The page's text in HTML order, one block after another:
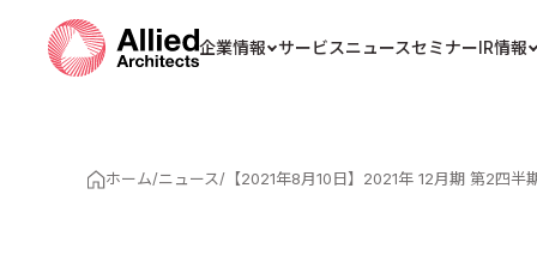
企業情報 サービスニュースセミナーIR情報
ホーム/ニュース/ 【2021年8月10日】2021年 12月期 第2四半